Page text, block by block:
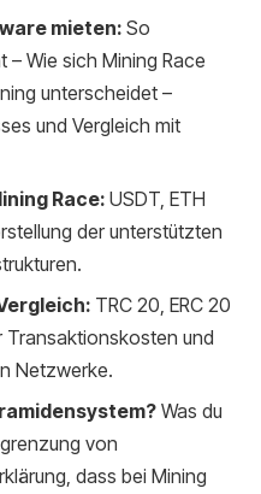
mieten: So
Wie sich Mining Race
unterscheidet –
und Vergleich mit
Race: USDT, ETH
der unterstützten
TRC 20, ERC 20
Transaktionskosten und
Netzwerke.
Was du
von
dass bei Mining